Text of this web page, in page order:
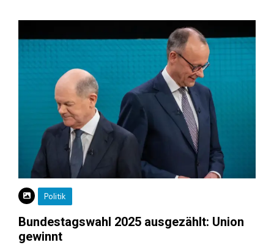
Politik
Bundestagswahl 2025 ausgezählt: Union
gewinnt